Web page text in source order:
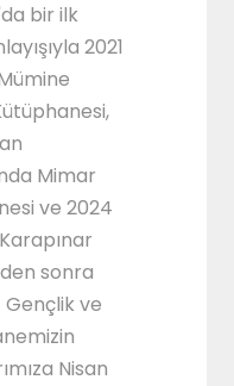
bir ilk
2021
Mimar
ve 2024
Karapınar
sonra
Gençlik ve
Nisan